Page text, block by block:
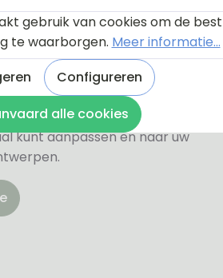
komt u bij een instructie en
rondleiding geeft door de
weet u precies hoe u zelf uw
kunt aanpassen en naar uw
gebruik van cookies om de best
te waarborgen. Meer informatie...
Configureren
alle cookies